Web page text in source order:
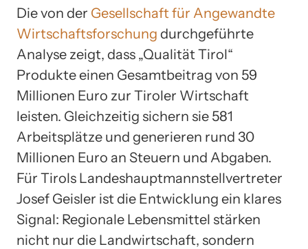
Die von der Gesellschaft für Angewandte
Wirtschaftsforschung durchgeführte
Analyse zeigt, dass „Qualität Tirol“
Produkte einen Gesamtbeitrag von 59
Millionen Euro zur Tiroler Wirtschaft
leisten. Gleichzeitig sichern sie 581
Arbeitsplätze und generieren rund 30
Millionen Euro an Steuern und Abgaben.
Für Tirols Landeshauptmannstellvertreter
Josef Geisler ist die Entwicklung ein klares
Signal: Regionale Lebensmittel stärken
nicht nur die Landwirtschaft, sondern